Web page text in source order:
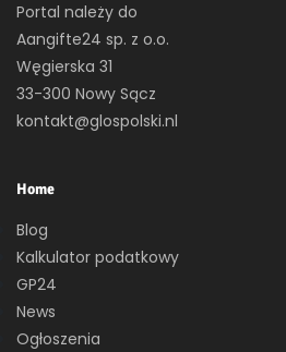
Portal należy do
Aangifte24 sp. z o.o.
Węgierska 31
33-300 Nowy Sącz
kontakt@glospolski.nl
Home
Blog
Kalkulator podatkowy
GP24
News
Ogłoszenia